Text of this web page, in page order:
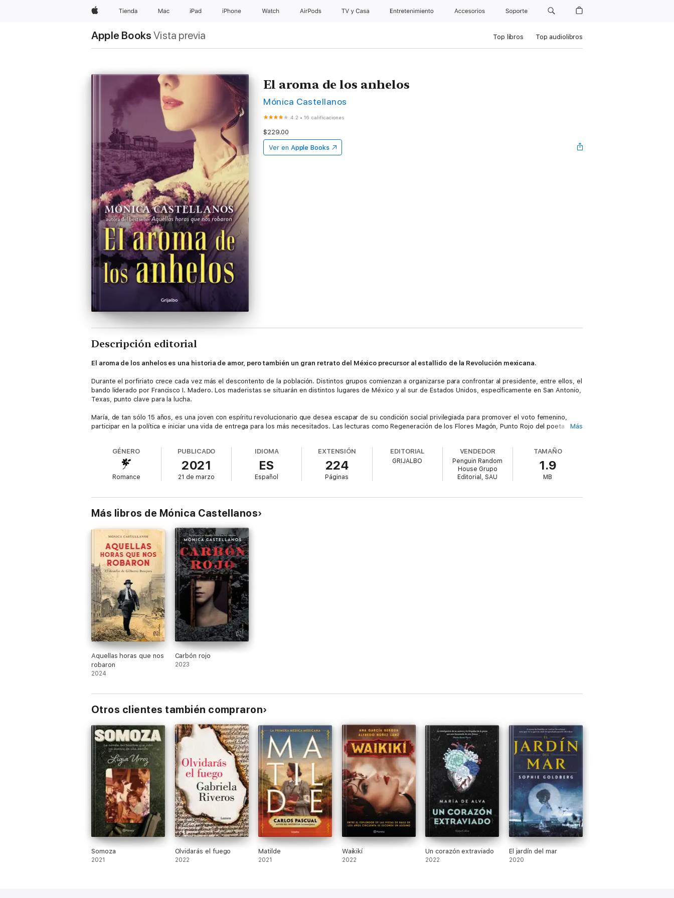
AppleTienda Mac iPad iPhone Watch AirPods TV & Casa Entretenimiento Accesorios Soporte
Apple Books Vista previa Top libros Top audiolibros
El aroma de los anhelos
Mónica Castellanos
4.2 •16 calificaciones
$229.00
Ver en Apple Books
Descripción editorial
El aroma de los anhelos es una historia de amor, pero también un gran retrato del México precursor al estallido de la Revolución mexicana.
Durante el porfiriato crece cada vez más el descontento de la población. Distintos grupos comienzan a organizarse para confrontar al presidente, entre ellos, el
bando liderado por Francisco I. Madero. Los maderistas se situarán en distintos lugares de México y al sur de Estados Unidos, específicamente en San Antonio,
Texas, punto clave para la lucha.
María, de tan sólo 15 años, es una joven con espíritu revolucionario que desea escapar de su condición social privilegiada para promover el voto femenino,
participar en la política e iniciar una vida de entrega para los más necesitados. Las lecturas como Regeneración de los Flores Magón, Punto Rojo del poeta
Sin embargo, el destino dará un vuelco cuando conoce a un joven doctor recién llegado a San Antonio, Daniel Chapman. Pronto, él se convertirá en confidente y
amigo, ya que un poderoso lazo los unirá más allá de lo terrenal.
Más
GÉNERO
Romance
PUBLICADO
2021
21 de marzo
IDIOMA
ES
Español
EXTENSIÓN
224
Páginas
EDITORIAL
GRIJALBO
VENDEDOR
Penguin Random
House Grupo
Editorial, SAU
TAMAÑO
1.9
MB
Más libros de Mónica Castellanos
Aquellas horas que nos
robaron
2024
Carbón rojo
2023
Otros clientes también compraron
Somoza
2021
Olvidarás el fuego
2022
Matilde
2021
Waikikí
2022
Un corazón extraviado
2022
El jardín del mar
2020